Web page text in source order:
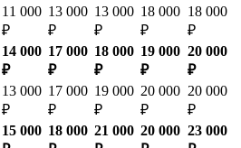
11 000
₽
13 000
₽
13 000
₽
18 000
₽
18 000
₽
14 000
₽
17 000
₽
18 000
₽
19 000
₽
20 000
₽
13 000
₽
17 000
₽
19 000
₽
20 000
₽
20 000
₽
15 000 18 000 21 000 20 000 23 000